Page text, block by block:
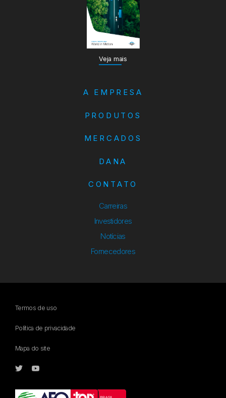
Veja mais
A EMPRESA
PRODUTOS
MERCADOS
DANA
CONTATO
Carreiras
Investidores
Notícias
Fornecedores
Termos de uso
Política de privacidade
Mapa do site